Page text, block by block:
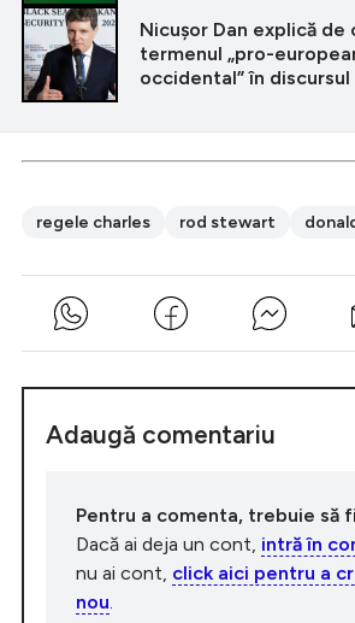
Nicușor Dan explică de
termenul „pro-
occidental” în
regele charles rod stewart
Adaugă comentariu
Pentru a comenta, trebuie să
Dacă ai deja un cont, intră în
nu ai cont, click aici pentru a
nou